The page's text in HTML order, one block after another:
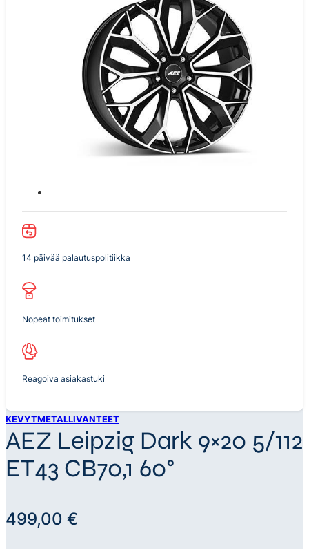
14 päivää palautuspolitiikka
Nopeat toimitukset
Reagoiva asiakastuki
KEVYTMETALLIVANTEET
AEZ Leipzig Dark 9×20 5/112
ET43 CB70,1 60°
499,00 €